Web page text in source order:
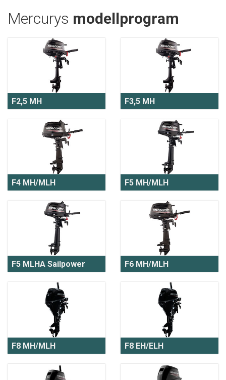
Mercurys modellprogram
F2,5 MH F3,5 MH
F4 MH/MLH F5 MH/MLH
F5 MLHA Sailpower F6 MH/MLH
F8 MH/MLH F8 EH/ELH